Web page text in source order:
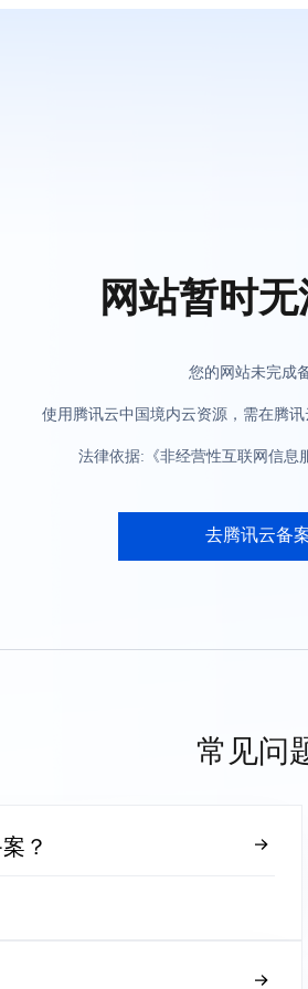
网站暂时无
您的网站未完成
使用腾讯云中国境内云资源，需在腾
法律依据:《非经营性互联网信息
去腾讯云备
常见问
？